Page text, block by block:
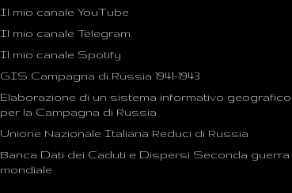
Il mio canale YouTube
Il mio canale Telegram
Il mio canale Spotify
GIS Campagna di Russia 1941-1943
Elaborazione di un sistema informativo geografico
per la Campagna di Russia
Unione Nazionale Italiana Reduci di Russia
Banca Dati dei Caduti e Dispersi Seconda guerra
mondiale